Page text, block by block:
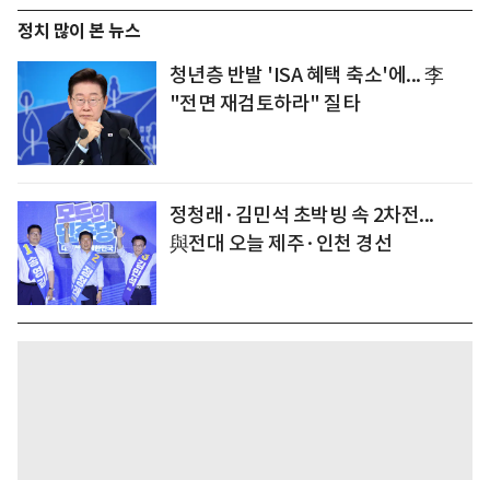
정치 많이 본 뉴스
청년층 반발 'ISA 혜택 축소'에... 李
"전면 재검토하라" 질타
정청래·김민석 초박빙 속 2차전...
與전대 오늘 제주·인천 경선